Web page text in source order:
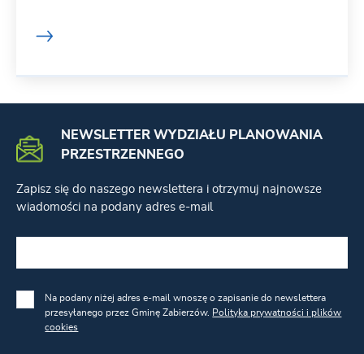
NEWSLETTER WYDZIAŁU PLANOWANIA
PRZESTRZENNEGO
Zapisz się do naszego newslettera i otrzymuj najnowsze
wiadomości na podany adres e-mail
Na podany niżej adres e-mail wnoszę o zapisanie do newslettera
przesyłanego przez Gminę Zabierzów. Polityka prywatności i plików
cookies